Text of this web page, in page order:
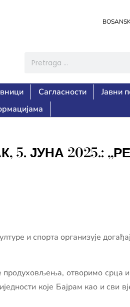
Сагласности Јавни
ЈУНА 2025.:
и спорта организује
отворимо срца
које Бајрам као и сви